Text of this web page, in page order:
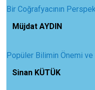
Bir Coğrafyacının
Müjdat AYDIN
Popüler Bilimin Önemi ve
Sinan KÜTÜK